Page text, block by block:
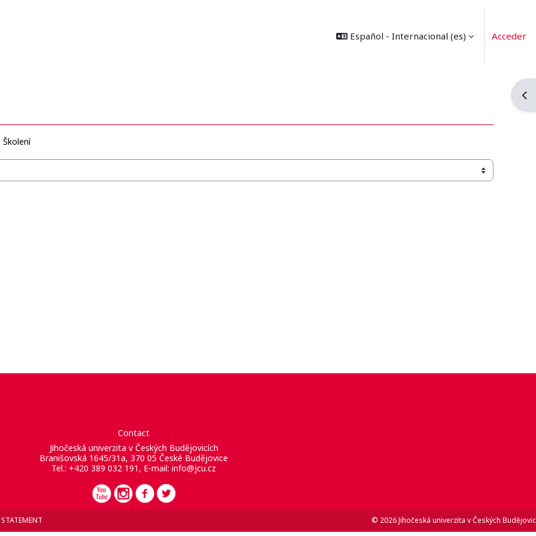
Español - Internacional ‎(es)‎ Acceder
Školení
Contact
Jihočeská univerzita v Českých Budějovicích
Branišovská 1645/31a, 370 05 České Budějovice
Tel.: +420 389 032 191, E-mail: info@jcu.cz
© 2026 Jihočeská univerzita v Českých